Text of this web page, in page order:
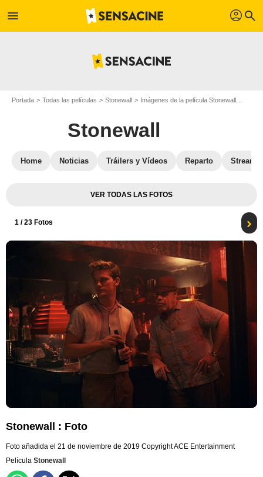
menu profil search
Portada Todas las películas Stonewall Imágenes de la película Stonewall
Stonewall
Home Noticias Tráilers y Vídeos Reparto
VER TODAS LAS FOTOS
1 / 23 Fotos
Stonewall : Foto
Foto añadida el 21 de noviembre de 2019 Copyright ACE Entertainment
Película Stonewall